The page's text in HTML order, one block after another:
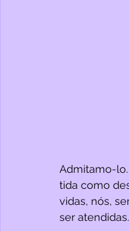
Admitamo-
tida como
vidas, nós,
ser atendidas.